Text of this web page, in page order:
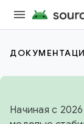
Начиная с